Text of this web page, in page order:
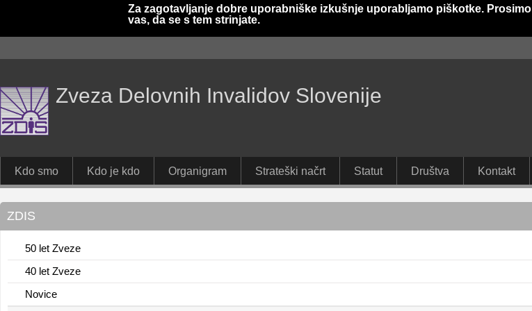
Za zagotavljanje dobre uporabniške izkušnje uporabljamo piškotke. Prosimo
vas, da se s tem strinjate.
Zveza Delovnih Invalidov Slovenije
Kdo smo Kdo je kdo Organigram Strateški načrt Statut Društva Kontakt
ZDIS
50 let Zveze
40 let Zveze
Novice